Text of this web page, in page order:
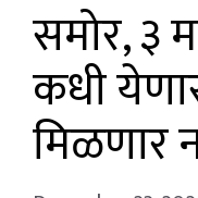
समोर, ३
कधी
मिळणार